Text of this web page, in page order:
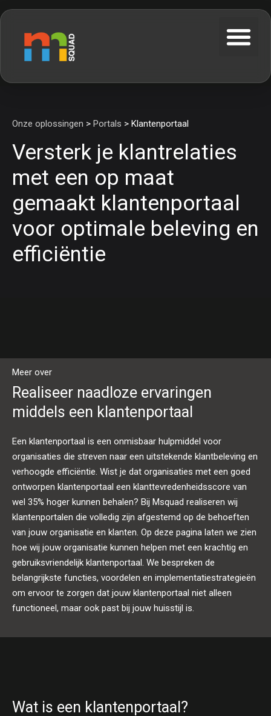
Onze oplossingen > Portals > Klantenportaal
Versterk je klantrelaties
met een op maat
gemaakt klantenportaal
voor optimale beleving en
efficiëntie
Meer over
Realiseer naadloze ervaringen
middels een klantenportaal
Een klantenportaal is een onmisbaar hulpmiddel voor
organisaties die streven naar een uitstekende klantbeleving en
verhoogde efficiëntie. Wist je dat organisaties met een goed
ontworpen klantenportaal een klanttevredenheidsscore van
wel 35% hoger kunnen behalen? Bij Msquad realiseren wij
klantenportalen die volledig zijn afgestemd op de behoeften
van jouw organisatie en klanten. Op deze pagina laten we zien
hoe wij jouw organisatie kunnen helpen met een krachtig en
gebruiksvriendelijk klantenportaal. We bespreken de
belangrijkste functies, voordelen en implementatiestrategieën
om ervoor te zorgen dat jouw klantenportaal niet alleen
functioneel, maar ook past bij jouw huisstijl is.
Wat is een klantenportaal?